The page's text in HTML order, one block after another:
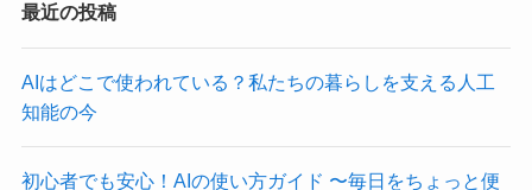
最近の投稿
AIはどこで使われている？私たちの暮らしを支える人工
知能の今
初心者でも安心！AIの使い方ガイド 〜毎日をちょっと便